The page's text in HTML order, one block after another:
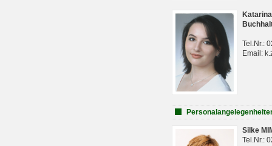
Tel.Nr.:
Email:
Silke
Tel.Nr.: